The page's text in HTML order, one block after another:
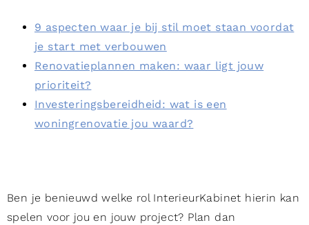
9 aspecten waar je bij stil moet staan voordat
je start met verbouwen
Renovatieplannen maken: waar ligt jouw
prioriteit?
Investeringsbereidheid: wat is een
woningrenovatie jou waard?
Ben je benieuwd welke rol InterieurKabinet hierin kan
spelen voor jou en jouw project? Plan dan